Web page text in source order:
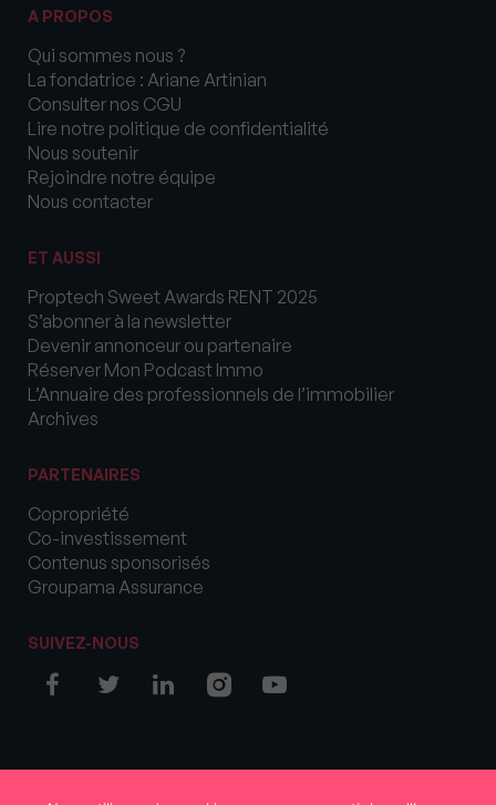
A PROPOS
Qui sommes nous ?
La fondatrice : Ariane Artinian
Consulter nos CGU
Lire notre politique de confidentialité
Nous soutenir
Rejoindre notre équipe
Nous contacter
ET AUSSI
Proptech Sweet Awards RENT 2025
S’abonner à la newsletter
Devenir annonceur ou partenaire
Réserver Mon Podcast Immo
L’Annuaire des professionnels de l’immobilier
Archives
PARTENAIRES
Copropriété
Co-investissement
Contenus sponsorisés
Groupama Assurance
SUIVEZ-NOUS